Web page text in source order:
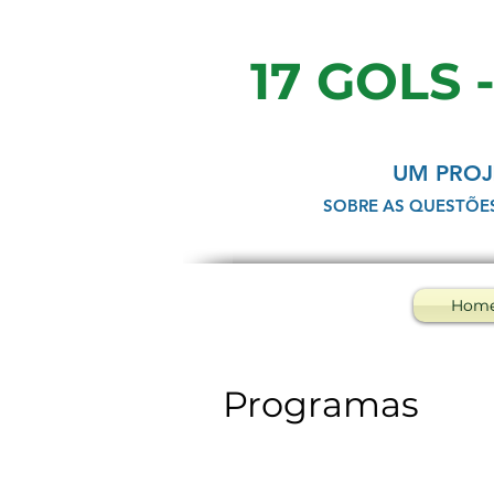
17 GOLS
UM
SOBRE AS
Programas